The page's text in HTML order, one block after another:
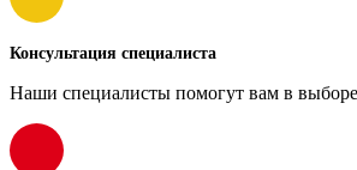
Консультация специалиста
Наши специалисты помогут вам в